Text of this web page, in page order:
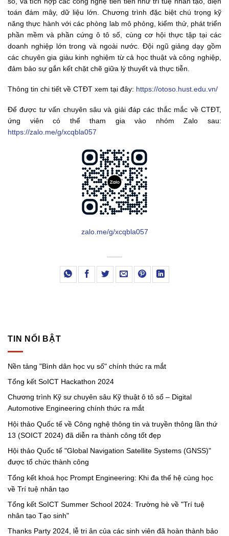
toán đám mây, dữ liệu lớn. Chương trình đặc biệt chú trọng kỹ
năng thực hành với các phòng lab mô phỏng, kiểm thử, phát triển
phần mềm và phần cứng ô tô số, cùng cơ hội thực tập tại các
doanh nghiệp lớn trong và ngoài nước. Đội ngũ giảng dạy gồm
các chuyên gia giàu kinh nghiệm từ cả học thuật và công nghiệp,
đảm bảo sự gắn kết chặt chẽ giữa lý thuyết và thực tiễn.
Thông tin chi tiết về CTĐT xem tại đây: https://otoso.hust.edu.vn/
Để được tư vấn chuyên sâu và giải đáp các thắc mắc về CTĐT,
ứng viên có thể tham gia vào nhóm Zalo sau:
https://zalo.me/g/xcqbla057
zalo.me/g/xcqbla057
TIN NỔI BẬT
Nền tảng "Bình dân học vụ số" chính thức ra mắt
Tổng kết SoICT Hackathon 2024
Chương trình Kỹ sư chuyên sâu Kỹ thuật ô tô số – Digital
Automotive Engineering chính thức ra mắt
Hội thảo Quốc tế về Công nghệ thông tin và truyền thông lần thứ
13 (SOICT 2024) đã diễn ra thành công tốt đẹp
Hội thảo Quốc tế "Global Navigation Satellite Systems (GNSS)"
được tổ chức thành công
Tổng kết khoá học Prompt Engineering: Khi đa thế hệ cùng học
về Trí tuệ nhân tạo
Tổng kết SoICT Summer School 2024: Trường hè về "Trí tuệ
nhân tạo Tạo sinh"
Thanks Party 2024, lễ tri ân của các sinh viên đã hoàn thành bảo